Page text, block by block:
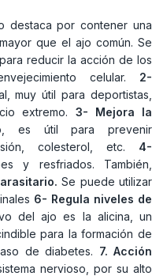
destaca por contener una
que el ajo común. Se
reducir la acción de los
celular. 2-
muy útil para deportistas,
extremo. 3- Mejora la
es útil para prevenir
colesterol, etc. 4-
y resfriados. También,
Se puede utilizar
6- Regula niveles de
del ajo es la alicina, un
para la formación de
de diabetes. 7. Acción
nervioso, por su alto